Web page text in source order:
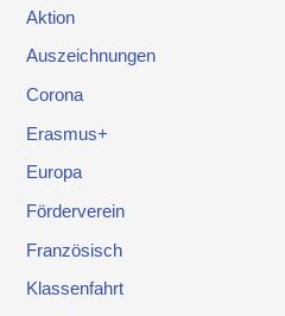
Aktion
Auszeichnungen
Corona
Erasmus+
Europa
Förderverein
Französisch
Klassenfahrt